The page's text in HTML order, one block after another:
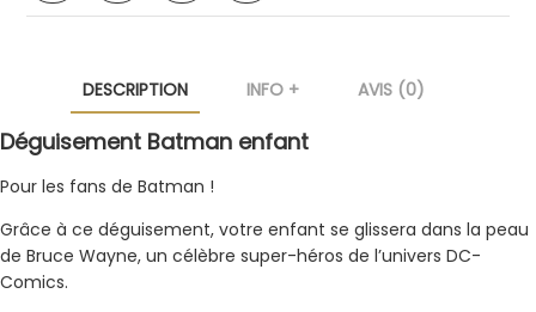
DESCRIPTION INFO + AVIS (0)
Déguisement Batman enfant
Pour les fans de Batman !
Grâce à ce déguisement, votre enfant se glissera dans la peau
de Bruce Wayne, un célèbre super-héros de l’univers DC-
Comics.